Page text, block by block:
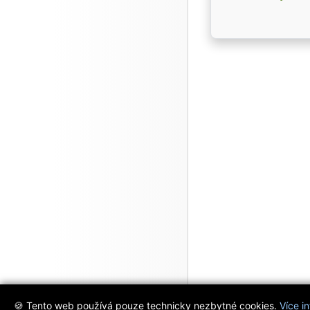
🍪 Tento web používá pouze technicky nezbytné cookies. Více